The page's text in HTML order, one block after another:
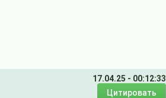
17.04.25 - 00:12:33